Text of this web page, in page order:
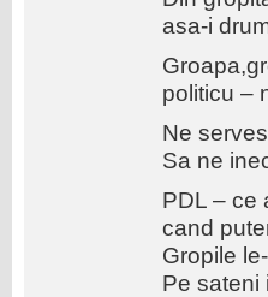
asa-i
politicu –
Ne
Sa ne
PDL – ce
cand
Gropile
Pe sateni